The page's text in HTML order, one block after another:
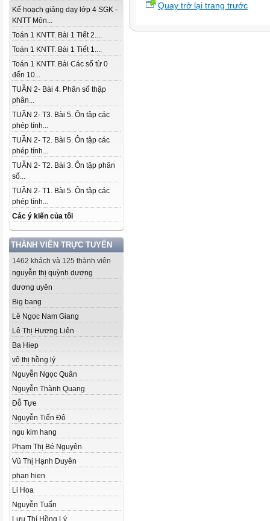
Kế hoạch giảng dạy lớp 4 SGK -
KNTT Môn...
Toán 1 KNTT. Bài 1 Tiết 2....
Toán 1 KNTT. Bài 1 Tiết 1....
Toán 1 KNTT. Bài Các số từ 0
đến 10...
TUẦN 2- Bài 4. Phân số thập
phân...
TUẦN 2- T3. Bài 5. Ôn tập các
phép tính...
TUẦN 2- T2. Bài 5. Ôn tập các
phép tính...
TUẦN 2- T2. Bài 3. Ôn tập phân
số...
TUẦN 2- T1. Bài 5. Ôn tập các
phép tính...
Các ý kiến của tôi
THÀNH VIÊN TRỰC TUYẾN
1462 khách và 125 thành viên
nguyễn thị quỳnh dương
dương uyên
Big bang
Lê Ngọc Nam Giang
Lê Thị Hương Liên
Ba Hiep
võ thị hồng lý
Nguyễn Ngọc Quân
Nguyễn Thành Quang
Đỗ Tựe
Nguyễn Tiến Đô
ngu kim hang
Phạm Thị Bé Nguyên
Vũ Thị Hạnh Duyên
phan hien
Li Hoa
Nguyễn Tuấn
Lưu Thí Hồng Lý
Quay trở lại trang trước